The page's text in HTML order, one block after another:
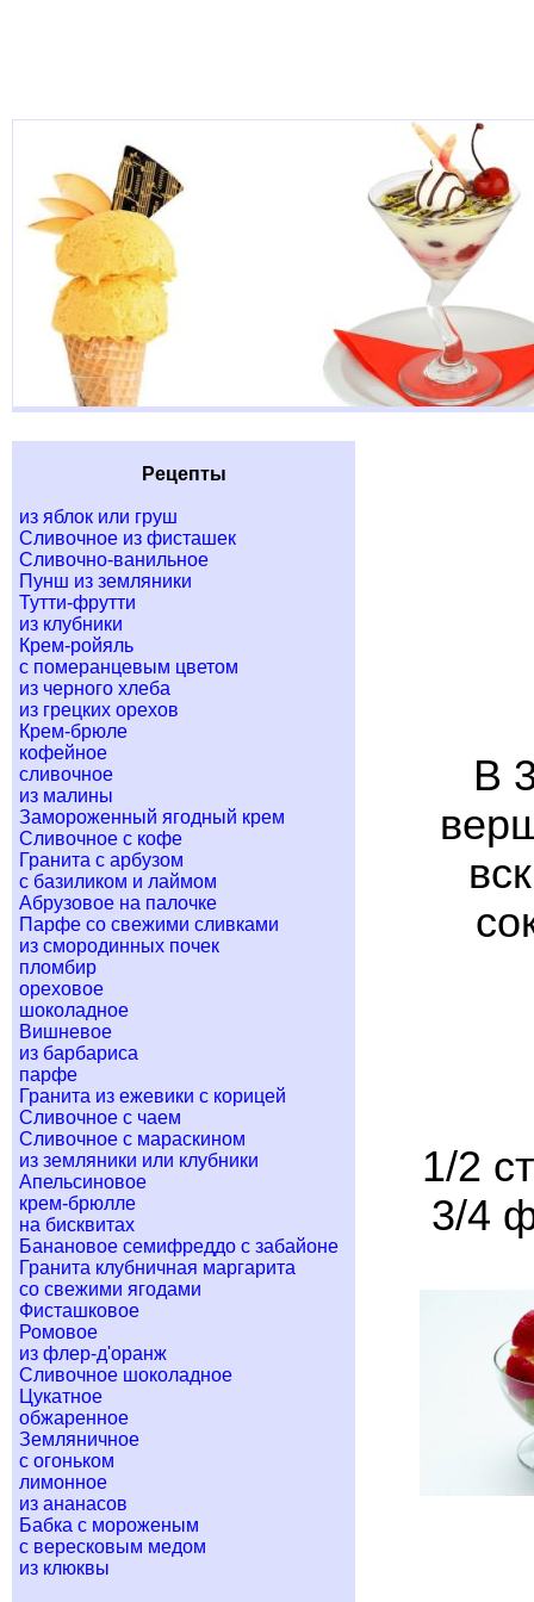
Рецепты
из яблок или груш
Сливочное из фисташек
Сливочно-ванильное
Пунш из земляники
Тутти-фрутти
из клубники
Крем-ройяль
с померанцевым цветом
из черного хлеба
из грецких орехов
Крем-брюле
кофейное
сливочное
из малины
Замороженный ягодный крем
Сливочное с кофе
Гранита с арбузом
с базиликом и лаймом
Абрузовое на палочке
Парфе со свежими сливками
из смородинных почек
пломбир
ореховое
шоколадное
Вишневое
из барбариса
парфе
Гранита из ежевики с корицей
Сливочное с чаем
Сливочное с мараскином
из земляники или клубники
Апельсиновое
крем-брюлле
на бисквитах
Банановое семифреддо с забайоне
Гранита клубничная маргарита
со свежими ягодами
Фисташковое
Ромовое
из флер-д'оранж
Сливочное шоколадное
Цукатное
обжаренное
Земляничное
с огоньком
лимонное
из ананасов
Бабка с мороженым
с вересковым медом
из клюквы
В
1/2
3/4